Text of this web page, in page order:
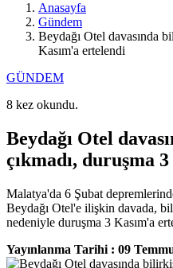
Anasayfa
Gündem
Beydağı Otel davasında
Kasım'a ertelendi
GÜNDEM
8 kez okundu.
Beydağı Otel
çıkmadı, duruşma
Malatya'da 6 Şubat
Beydağı Otel'e ilişkin davada,
nedeniyle duruşma 3 Kasım'a
Yayınlanma Tarihi : 09